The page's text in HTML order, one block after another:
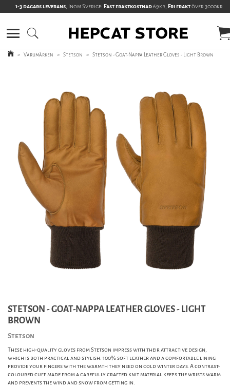
1-3 dagars leverans, Inom Sverige: Fast fraktkostnad69kr, Fri fraktöver 3000kr
> Varumärken > Stetson > Stetson - Goat-Nappa Leather Gloves - Light Brown
STETSON - GOAT-NAPPA LEATHER GLOVES - LIGHT
BROWN
Stetson
These high-quality gloves from Stetson impress with their attractive design,
which is both practical and stylish. 100% soft leather and a comfortable lining
provide your fingers with the warmth they need on cold winter days. A contrast-
coloured cuff made from a carefully crafted knit material keeps the wrists warm
and prevents the wind and snow from getting in.